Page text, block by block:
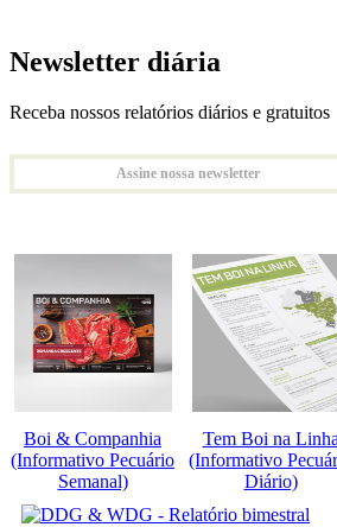
Newsletter diária
Receba nossos relatórios diários e gratuitos
Assine nossa newsletter
Boi & Companhia
(Informativo Pecuário
Semanal)
Tem Boi na
(Informativo
Diário)